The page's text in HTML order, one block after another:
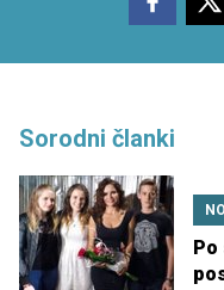
Sorodni članki
Po